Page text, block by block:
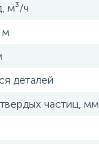
м³/ч
м
деталей
частиц, мм